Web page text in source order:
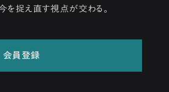
を捉え直す視点が交わる。
会員登録